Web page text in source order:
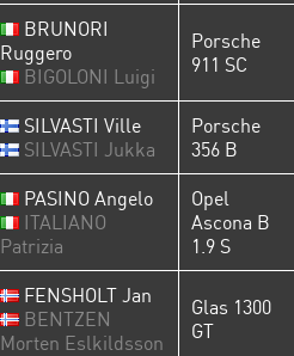
BRUNORI
Ruggero
BIGOLONI Luigi
Porsche
911 SC
SILVASTI Ville
SILVASTI Jukka
Porsche
356 B
PASINO Angelo
ITALIANO
Patrizia
Opel
Ascona B
1.9 S
FENSHOLT Jan
BENTZEN
Morten Eslkildsson
Glas 1300
GT